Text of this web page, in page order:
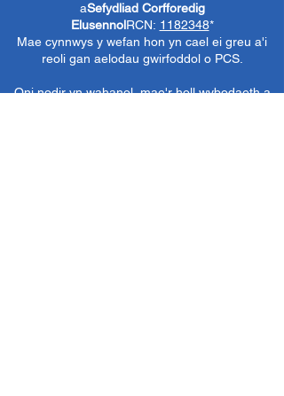
aSefydliad Corfforedig
ElusennolRCN: 1182348*
Mae cynnwys y wefan hon yn cael ei greu a'i
reoli gan aelodau gwirfoddol o PCS.
Oni nodir yn wahanol, mae'r holl wybodaeth a